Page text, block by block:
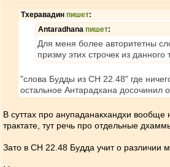
Тхеравадин пишет:
Antaradhana пишет:
Для меня более авторитетны
призму этих строчек из
"слова Будды из СН 22.48" где
остальное Антарадхана досочинил
В суттах про анупаданакхандхи вообще
трактате, тут речь про отдельные
Зато в СН 22.48 Будда учит о различии